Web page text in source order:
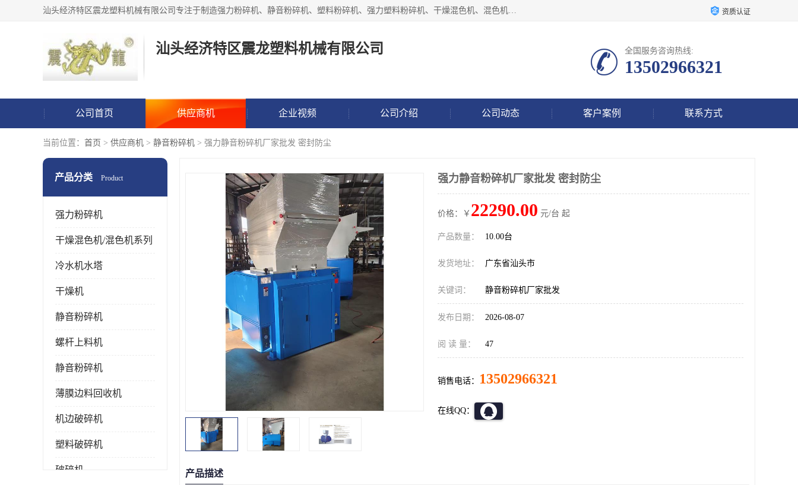
汕头经济特区震龙塑料机械有限公司专注于制造强力粉碎机、静音粉碎机、塑料粉碎机、强力塑料粉碎机、干燥混色机、混色机、冷水机、上料机等塑料辅助机械。 资质认证
汕头经济特区震龙塑料机械有限公司 全国服务咨询热线:
13502966321
公司首页 供应商机 企业视频 公司介绍 公司动态 客户案例 联系方式
当前位置： 首页 > 供应商机 > 静音粉碎机 > 强力静音粉碎机厂家批发 密封防尘
产品分类 Product
强力粉碎机
干燥混色机/混色机系列
冷水机水塔
干燥机
静音粉碎机
螺杆上料机
静音粉碎机
薄膜边料回收机
机边破碎机
塑料破碎机
破碎机
强力静音粉碎机厂家批发 密封防尘
价格：￥ 22290.00 元/台 起
产品数量： 10.00台
发货地址： 广东省汕头市
关键词： 静音粉碎机厂家批发
发布日期： 2026-08-07
阅 读 量： 47
销售电话： 13502966321
在线QQ：
产品描述